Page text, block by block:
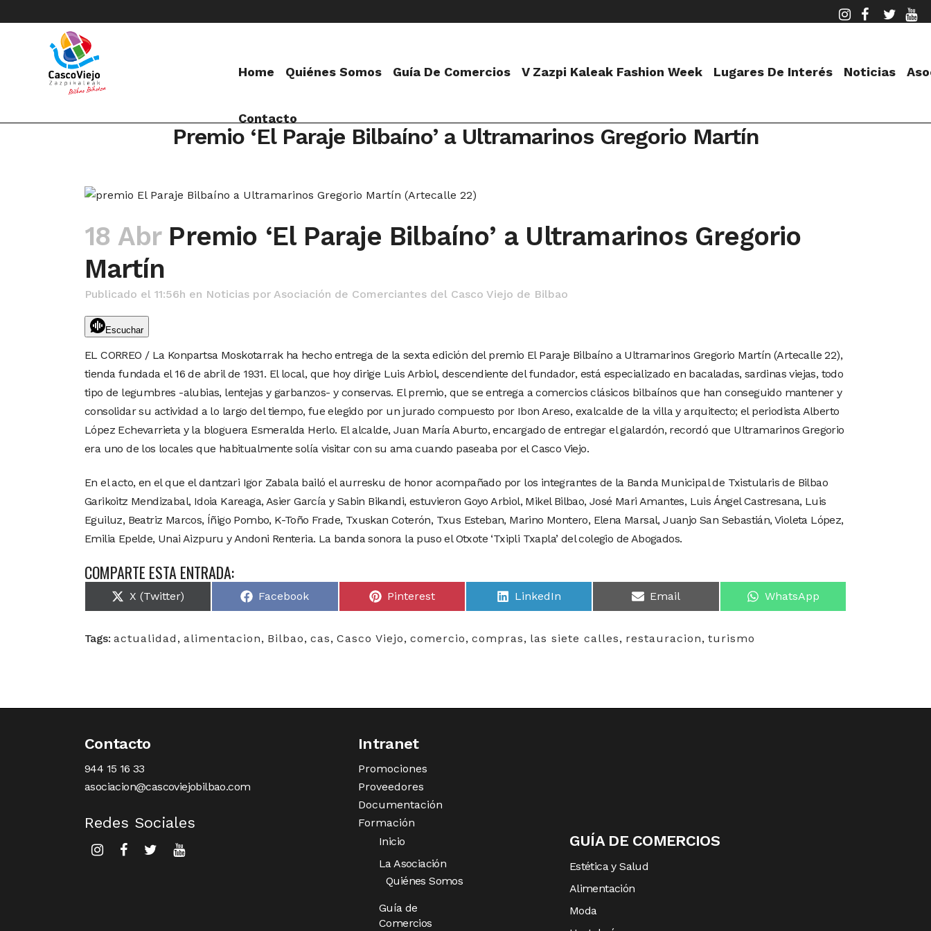
Home Quiénes Somos Guía De Comercios V Zazpi Kaleak Fashion Week Lugares De Interés Noticias
Contacto
Premio ‘El Paraje Bilbaíno’ a Ultramarinos Gregorio Martín
18 AbrPremio ‘El Paraje Bilbaíno’ a Ultramarinos Gregorio
Martín
Publicado el 11:56h en Noticias por Asociación de Comerciantes del Casco Viejo de Bilbao
Escuchar
EL CORREO / La Konpartsa Moskotarrak ha hecho entrega de la sexta edición del premio El Paraje Bilbaíno a Ultramarinos Gregorio Martín (Artecalle 22),
tienda fundada el 16 de abril de 1931. El local, que hoy dirige Luis Arbiol, descendiente del fundador, está especializado en bacaladas, sardinas viejas, todo
tipo de legumbres -alubias, lentejas y garbanzos- y conservas. El premio, que se entrega a comercios clásicos bilbaínos que han conseguido mantener y
consolidar su actividad a lo largo del tiempo, fue elegido por un jurado compuesto por Ibon Areso, exalcalde de la villa y arquitecto; el periodista Alberto
López Echevarrieta y la bloguera Esmeralda Herlo. El alcalde, Juan María Aburto, encargado de entregar el galardón, recordó que Ultramarinos Gregorio
era uno de los locales que habitualmente solía visitar con su ama cuando paseaba por el Casco Viejo.
En el acto, en el que el dantzari Igor Zabala bailó el aurresku de honor acompañado por los integrantes de la Banda Municipal de Txistularis de Bilbao
Garikoitz Mendizabal, Idoia Kareaga, Asier García y Sabin Bikandi, estuvieron Goyo Arbiol, Mikel Bilbao, José Mari Amantes, Luis Ángel Castresana, Luis
Eguiluz, Beatriz Marcos, Íñigo Pombo, K-Toño Frade, Txuskan Coterón, Txus Esteban, Marino Montero, Elena Marsal, Juanjo San Sebastián, Violeta López,
Emilia Epelde, Unai Aizpuru y Andoni Renteria. La banda sonora la puso el Otxote ‘Txipli Txapla’ del colegio de Abogados.
COMPARTE ESTA ENTRADA:
X (Twitter) Facebook Pinterest LinkedIn Email WhatsApp
Tags: actualidad , alimentacion, Bilbao, cas, Casco Viejo, comercio, compras, las siete calles, restauracion, turismo
Contacto
944 15 16 33
asociacion@cascoviejobilbao.com
Redes Sociales
Intranet
Promociones
Proveedores
Documentación
Formación
Inicio
La Asociación
Quiénes Somos
Guía de
Comercios
GUÍA DE COMERCIOS
Estética y Salud
Alimentación
Moda